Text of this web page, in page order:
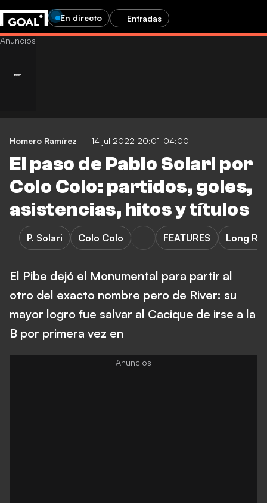
En directo Entradas
Homero Ramírez 14 jul 2022 20:01-04:00
El paso de Pablo Solari por
Colo Colo: partidos, goles,
asistencias, hitos y títulos
P. Solari Colo Colo FEATURES Long
El Pibe dejó el Monumental para partir al
otro del exacto nombre pero de River: su
mayor logro fue salvar al Cacique de irse a la
B por primera vez en